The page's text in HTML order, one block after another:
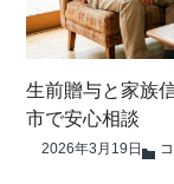
生前贈与と家族
市で安心相談
2026年3月19日